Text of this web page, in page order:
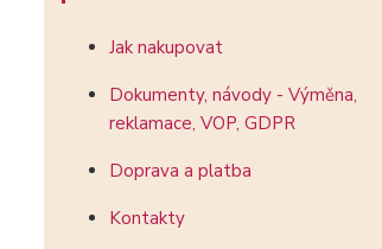
Jak nakupovat
Dokumenty, návody - Výměna,
reklamace, VOP, GDPR
Doprava a platba
Kontakty